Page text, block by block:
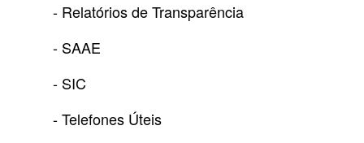
- Relatórios de Transparência
- SAAE
- SIC
- Telefones Úteis